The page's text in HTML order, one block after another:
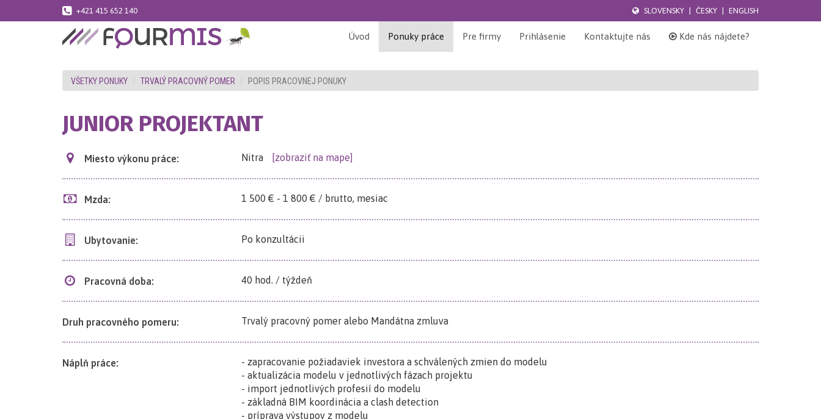
+421 415 652 140 SLOVENSKY ČESKY ENGLISH
Úvod Ponuky práce Pre firmy Prihlásenie Kontaktujte nás Kde nás nájdete?
VŠETKY PONUKY TRVALÝ PRACOVNÝ POMER POPIS PRACOVNEJ PONUKY
JUNIOR PROJEKTANT
Miesto výkonu práce: Nitra [zobraziť na mape]
Mzda: 1 500 € - 1 800 € / brutto, mesiac
Ubytovanie: Po konzultácii
Pracovná doba: 40 hod. / týždeň
Druh pracovného pomeru: Trvalý pracovný pomer alebo Mandátna zmluva
Náplň práce:
- zapracovanie požiadaviek investora a schválených zmien do modelu
- aktualizácia modelu v jednotlivých fázach projektu
- import jednotlivých profesií do modelu
- základná BIM koordinácia a clash detection
- príprava výstupov z modelu